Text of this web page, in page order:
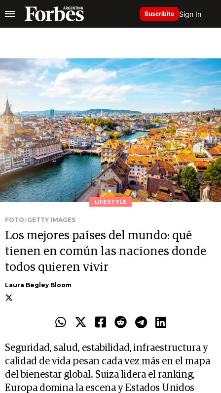
Suscribite Sign In
LIFESTYLE
FOTO: GETTY IMAGES
Los mejores países del mundo: qué
tienen en común las naciones donde
todos quieren vivir
Laura Begley Bloom
Seguridad, salud, estabilidad, infraestructura y
calidad de vida pesan cada vez más en el mapa
del bienestar global. Suiza lidera el ranking,
Europa domina la escena y Estados Unidos